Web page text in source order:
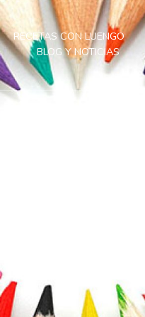
RECETAS CON LUENGO
BLOG Y NOTICIAS